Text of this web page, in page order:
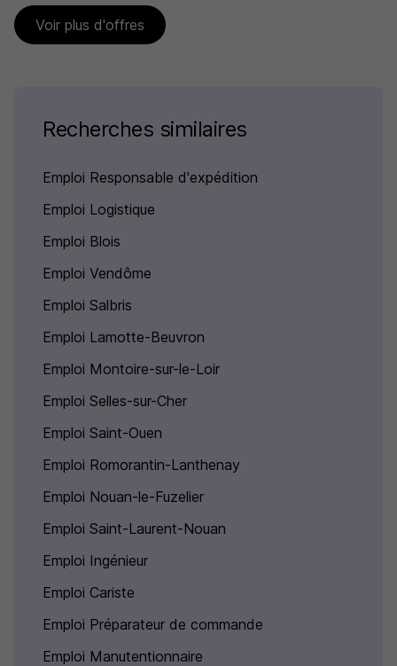
Voir plus d'offres
Recherches similaires
Emploi Responsable d'expédition
Emploi Logistique
Emploi Blois
Emploi Vendôme
Emploi Salbris
Emploi Lamotte-Beuvron
Emploi Montoire-sur-le-Loir
Emploi Selles-sur-Cher
Emploi Saint-Ouen
Emploi Romorantin-Lanthenay
Emploi Nouan-le-Fuzelier
Emploi Saint-Laurent-Nouan
Emploi Ingénieur
Emploi Cariste
Emploi Préparateur de commande
Emploi Manutentionnaire